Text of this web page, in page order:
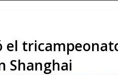
el
Shanghai